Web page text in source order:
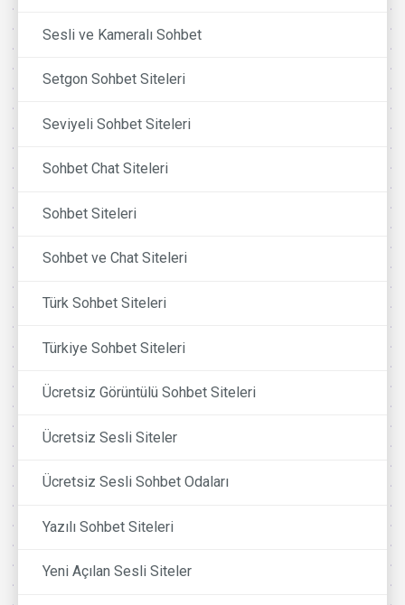
Sesli ve Kameralı Sohbet
Setgon Sohbet Siteleri
Seviyeli Sohbet Siteleri
Sohbet Chat Siteleri
Sohbet Siteleri
Sohbet ve Chat Siteleri
Türk Sohbet Siteleri
Türkiye Sohbet Siteleri
Ücretsiz Görüntülü Sohbet Siteleri
Ücretsiz Sesli Siteler
Ücretsiz Sesli Sohbet Odaları
Yazılı Sohbet Siteleri
Yeni Açılan Sesli Siteler